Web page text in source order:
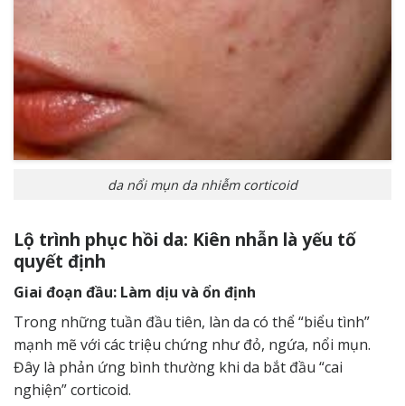
da nổi mụn da nhiễm corticoid
Lộ trình phục hồi da: Kiên nhẫn là yếu tố
quyết định
Giai đoạn đầu: Làm dịu và ổn định
Trong những tuần đầu tiên, làn da có thể “biểu tình”
mạnh mẽ với các triệu chứng như đỏ, ngứa, nổi mụn.
Đây là phản ứng bình thường khi da bắt đầu “cai
nghiện” corticoid.